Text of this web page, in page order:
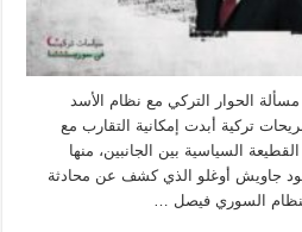
الحوار التركي مع نظام الأسد
تركية أبدت إمكانية التقارب مع
السياسية بين الجانبين، منها
جاويش أوغلو الذي كشف عن محادثة
السوري فيصل …